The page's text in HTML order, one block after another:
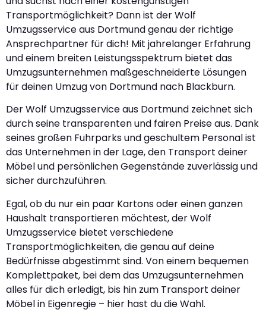
Transportmöglichkeit? Dann ist der Wolf
Umzugsservice aus Dortmund genau der richtige
Ansprechpartner für dich! Mit jahrelanger Erfahrung
und einem breiten Leistungsspektrum bietet das
Umzugsunternehmen maßgeschneiderte Lösungen
für deinen Umzug von Dortmund nach Blackburn.
Der Wolf Umzugsservice aus Dortmund zeichnet sich
durch seine transparenten und fairen Preise aus. Dank
seines großen Fuhrparks und geschultem Personal ist
das Unternehmen in der Lage, den Transport deiner
Möbel und persönlichen Gegenstände zuverlässig und
sicher durchzuführen.
Egal, ob du nur ein paar Kartons oder einen ganzen
Haushalt transportieren möchtest, der Wolf
Umzugsservice bietet verschiedene
Transportmöglichkeiten, die genau auf deine
Bedürfnisse abgestimmt sind. Von einem bequemen
Komplettpaket, bei dem das Umzugsunternehmen
alles für dich erledigt, bis hin zum Transport deiner
Möbel in Eigenregie – hier hast du die Wahl.